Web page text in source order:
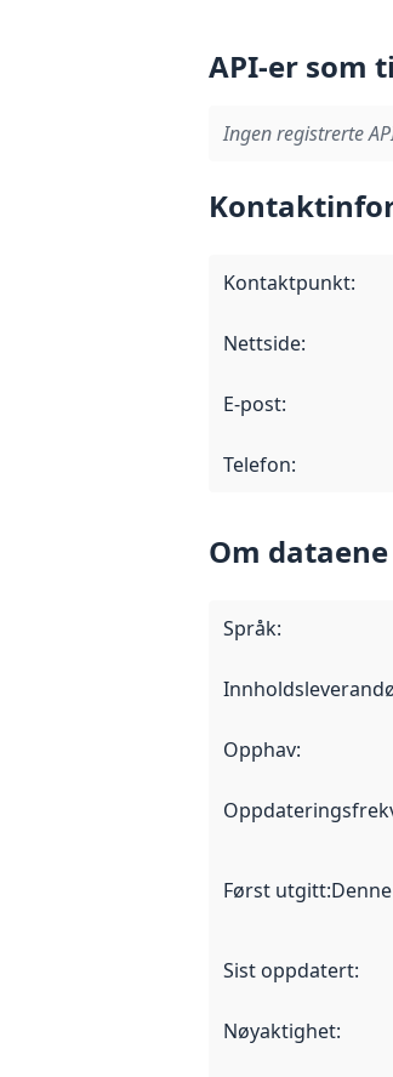
API-er som
Ingen registrerte
Kontaktpunkt:
Nettside:
E-post:
Telefon:
Om dataene
Språk:
Opphav:
Først utgitt:
Sist oppdatert:
Nøyaktighet: